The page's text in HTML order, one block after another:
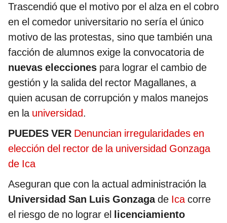
Trascendió que el motivo por el alza en el cobro
en el comedor universitario no sería el único
motivo de las protestas, sino que también una
facción de alumnos exige la convocatoria de
nuevas elecciones para lograr el cambio de
gestión y la salida del rector Magallanes, a
quien acusan de corrupción y malos manejos
en la universidad.
PUEDES VER Denuncian irregularidades en
elección del rector de la universidad Gonzaga
de Ica
Aseguran que con la actual administración la
Universidad San Luis Gonzagade Icacorre
el riesgo de no lograr el
licenciamiento